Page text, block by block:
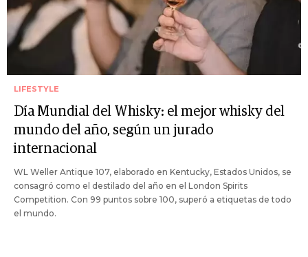
LIFESTYLE
Día Mundial del Whisky: el mejor whisky del
mundo del año, según un jurado
internacional
WL Weller Antique 107, elaborado en Kentucky, Estados Unidos, se
consagró como el destilado del año en el London Spirits
Competition. Con 99 puntos sobre 100, superó a etiquetas de todo
el mundo.